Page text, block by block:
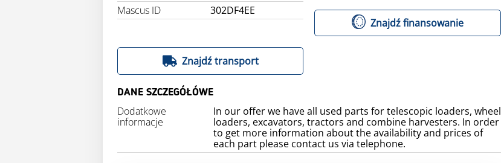
Mascus ID
302DF4EE
Znajdź finansowanie
Znajdź transport
DANE SZCZEGÓŁÓWE
Dodatkowe
informacje
In our offer we have all used parts for telescopic loaders, wheel
loaders, excavators, tractors and combine harvesters. In order
to get more information about the availability and prices of
each part please contact us via telephone.